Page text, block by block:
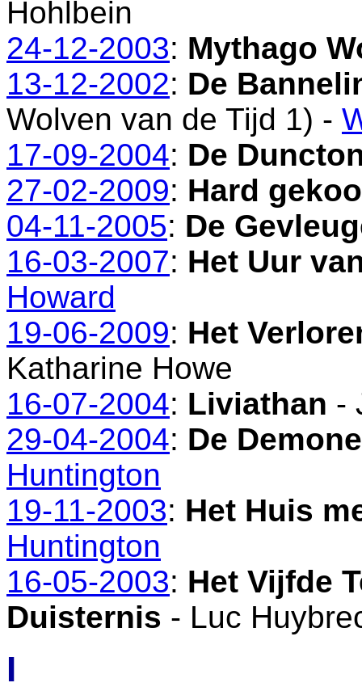
Hohlbein
24-12-2003: Mythago
13-12-2002: De
Wolven van de Tijd 1) -
17-09-2004: De
27-02-2009: Hard
04-11-2005: De
16-03-2007: Het Uur
Howard
19-06-2009: Het
Katharine Howe
16-07-2004: Liviathan -
29-04-2004: De
Huntington
19-11-2003: Het Huis
Huntington
16-05-2003: Het Vijfde
Duisternis - Luc
I